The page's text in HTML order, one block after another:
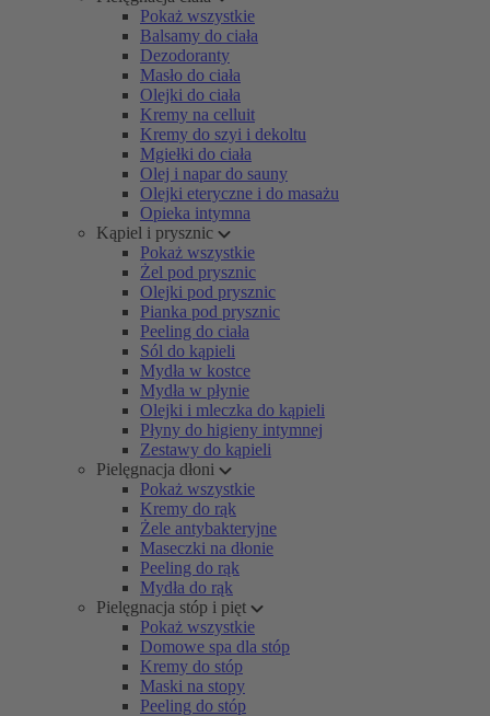
Pokaż wszystkie
Balsamy do ciała
Dezodoranty
Masło do ciała
Olejki do ciała
Kremy na celluit
Kremy do szyi i dekoltu
Mgiełki do ciała
Olej i napar do sauny
Olejki eteryczne i do masażu
Opieka intymna
Kąpiel i prysznic
Pokaż wszystkie
Żel pod prysznic
Olejki pod prysznic
Pianka pod prysznic
Peeling do ciała
Sól do kąpieli
Mydła w kostce
Mydła w płynie
Olejki i mleczka do kąpieli
Płyny do higieny intymnej
Zestawy do kąpieli
Pielęgnacja dłoni
Pokaż wszystkie
Kremy do rąk
Żele antybakteryjne
Maseczki na dłonie
Peeling do rąk
Mydła do rąk
Pielęgnacja stóp i pięt
Pokaż wszystkie
Domowe spa dla stóp
Kremy do stóp
Maski na stopy
Peeling do stóp